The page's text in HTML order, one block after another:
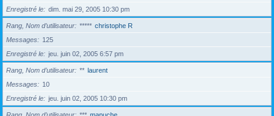
Enregistré le
dim. mai 29, 2005 10:30 pm
Rang, Nom d’utilisateur ***** christophe R
Messages
125
Enregistré le
jeu. juin 02, 2005 6:57 pm
Rang, Nom d’utilisateur ** laurent
Messages
10
Enregistré le
jeu. juin 02, 2005 10:30 pm